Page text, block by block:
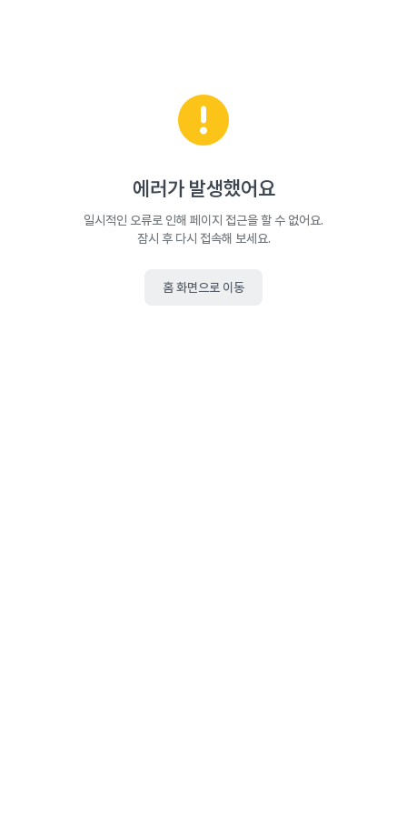
에러가 발생했어요
일시적인 오류로 인해 페이지 접근을 할 수 없어요.
잠시 후 다시 접속해 보세요.
홈 화면으로 이동